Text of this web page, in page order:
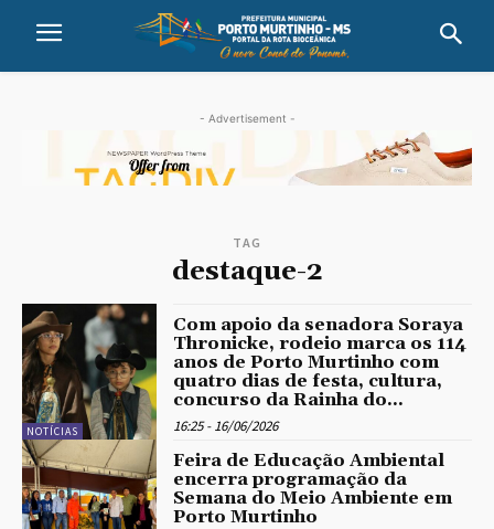
- Advertisement -
TAG
destaque-2
NOTÍCIAS
Com apoio da senadora Soraya
Thronicke, rodeio marca os 114
anos de Porto Murtinho com
quatro dias de festa, cultura,
concurso da Rainha do...
16:25 - 16/06/2026
Feira de Educação Ambiental
encerra programação da
Semana do Meio Ambiente em
Porto Murtinho